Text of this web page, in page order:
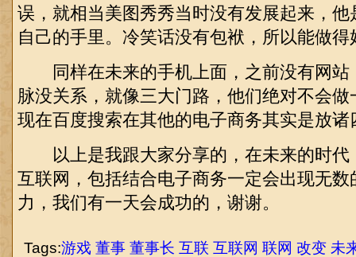
误，就相当美图秀秀当时没有发展起来，
自己的手里。冷笑话没有包袱，所以能做得
同样在未来的手机上面，之前没有网站
脉没关系，就像三大门路，他们绝对不会
现在百度搜索在其他的电子商务其实是放
以上是我跟大家分享的，在未来的时代
互联网，包括结合电子商务一定会出现无
力，我们有一天会成功的，谢谢。
Tags:游戏 董事 董事长 互联 互联网 联网 改变 未